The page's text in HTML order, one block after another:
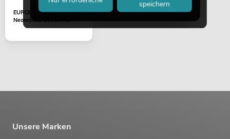
EUROLITE Farbrohr für T8
Neonröhre, 119cm rot
Unsere Marken
speichern